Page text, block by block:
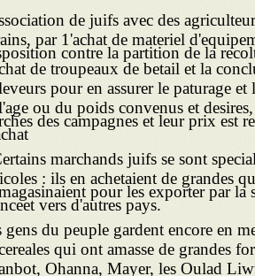
de juifs avec des
par 1'achat de materiel
contre la partition de la
de troupeaux de betail et la
pour en assurer le paturage
ou du poids convenus et
des campagnes et leur prix est
marchands juifs se sont
: ils en achetaient de grandes
pour les exporter par la
vers d'autres pays.
gens du peuple gardent encore en
qui ont amasse de grandes
Ohanna, Mayer, les Oulad